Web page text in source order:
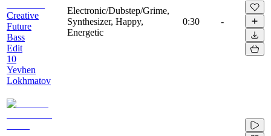
Creative
Future
Bass
Edit
10
Yevhen
Lokhmatov
Electronic/Dubstep/Grime,
Synthesizer, Happy,
Energetic
0:30 -